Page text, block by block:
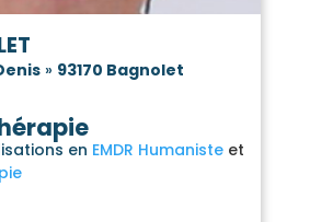
» 93170 Bagnolet
en EMDR Humaniste